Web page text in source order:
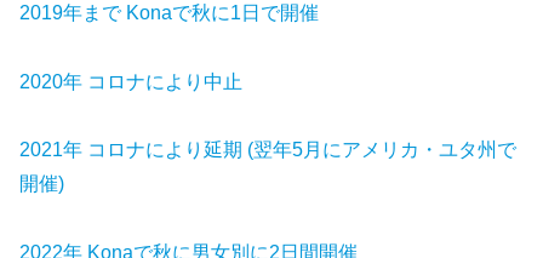
2019年まで Konaで秋に1日で開催
2020年 コロナにより中止
2021年 コロナにより延期 (翌年5月にアメリカ・ユタ州で
開催)
2022年 Konaで秋に男女別に2日間開催